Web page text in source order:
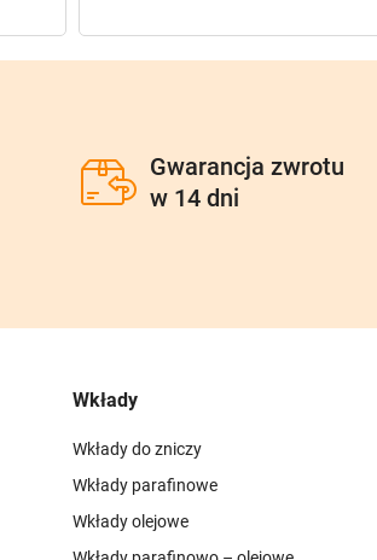
Gwarancja zwrotu
w 14 dni
Wkłady
Wkłady do zniczy
Wkłady parafinowe
Wkłady olejowe